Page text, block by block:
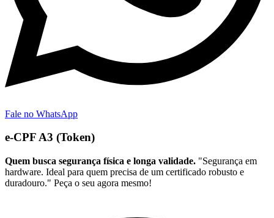
Fale no WhatsApp
e-CPF A3 (Token)
Quem busca segurança física e longa validade. "Segurança em
hardware. Ideal para quem precisa de um certificado robusto e
duradouro." Peça o seu agora mesmo!